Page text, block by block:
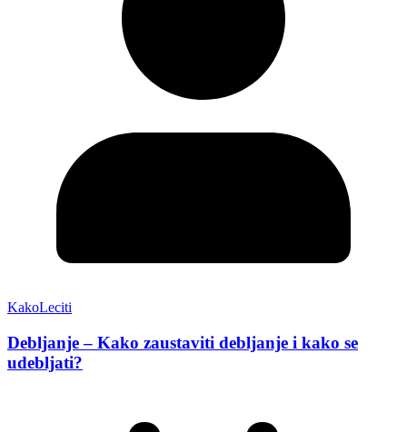
KakoLeciti
Debljanje – Kako zaustaviti debljanje i kako se
udebljati?